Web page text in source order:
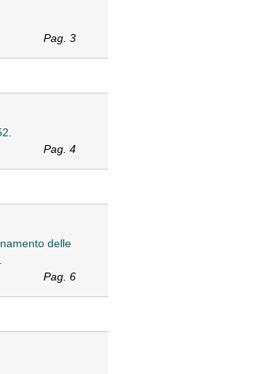
Pag. 3
Pag. 4
delle
Pag. 6